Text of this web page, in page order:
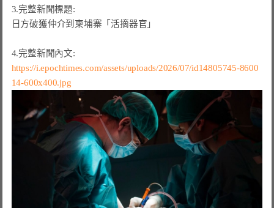
3.完整新聞標題:
日方破獲仲介到柬埔寨「活摘器官」
https://i.epochtimes.com/assets/uploads/2026/07/id14805745-8600
14-600x400.jpg